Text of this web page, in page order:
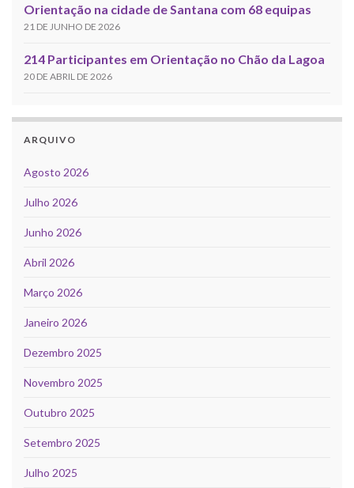
Orientação na cidade de Santana com 68 equipas
21 DE JUNHO DE 2026
214 Participantes em Orientação no Chão da Lagoa
20 DE ABRIL DE 2026
ARQUIVO
Agosto 2026
Julho 2026
Junho 2026
Abril 2026
Março 2026
Janeiro 2026
Dezembro 2025
Novembro 2025
Outubro 2025
Setembro 2025
Julho 2025